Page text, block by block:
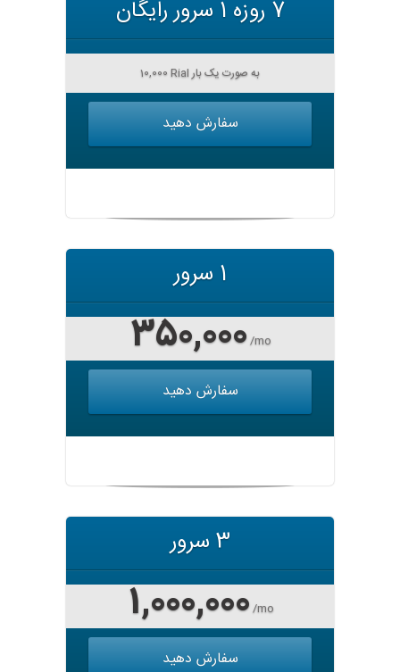
7 روزه 1 سرور رایگان
10,000 Rial به صورت یک بار
سفارش دهید
1 سرور
350,000/mo
سفارش دهید
3 سرور
1,000,000/mo
سفارش دهید